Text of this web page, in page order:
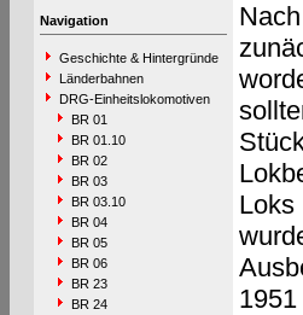
Navigation
Geschichte & Hintergründe
Länderbahnen
DRG-Einheitslokomotiven
BR 01
BR 01.10
BR 02
BR 03
BR 03.10
BR 04
BR 05
BR 06
BR 23
BR 24